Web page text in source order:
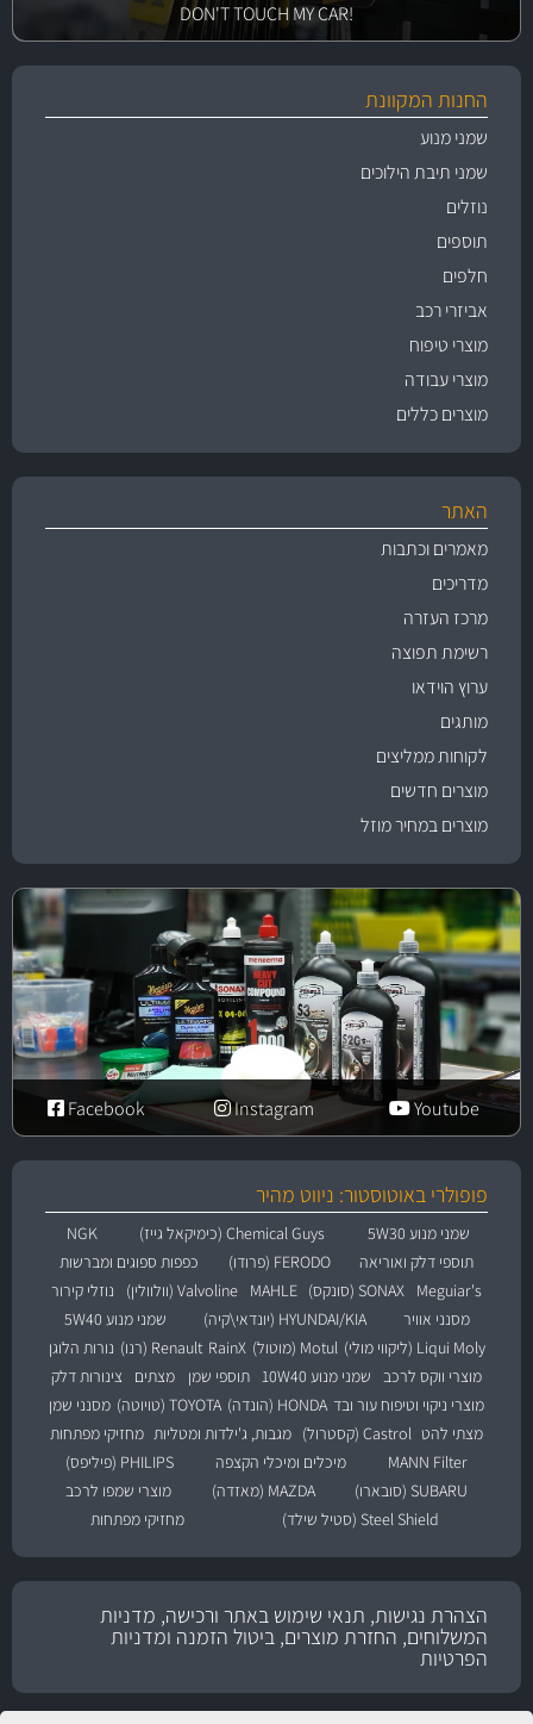
!DON'T TOUCH MY CAR
החנות המקוונת
שמני מנוע
שמני תיבת הילוכים
נוזלים
תוספים
חלפים
אביזרי רכב
מוצרי טיפוח
מוצרי עבודה
מוצרים כללים
האתר
מאמרים וכתבות
מדריכים
מרכז העזרה
רשימת תפוצה
ערוץ הוידאו
מותגים
לקוחות ממליצים
מוצרים חדשים
מוצרים במחיר מוזל
Youtube
Instagram
Facebook
פופולרי באוטוסטור: ניווט מהיר
שמני מנוע 5W30 Chemical Guys (כימיקאל גייז)
NGK
תוספי דלק ואוריאה
FERODO (פרודו)
כפפות ספוגים ומברשות
Meguiar's
SONAX (סונקס) MAHLE Valvoline (וולוולין)
נוזלי קירור
מסנני אוויר
HYUNDAI/KIA (יונדאי\קיה)
שמני מנוע 5W40
Liqui Moly (ליקווי מולי)
Motul (מוטול) RainX Renault (רנו)
נורות הלוגן
מוצרי ווקס לרכב
שמני מנוע 10W40 תוספי שמן מצתים
צינורות דלק
מוצרי ניקוי וטיפוח עור ובד HONDA (הונדה) TOYOTA (טויוטה)
מסנני שמן
מצתי להט Castrol (קסטרול) מגבות, ג'ילדות ומטליות מחזיקי מפתחות
MANN Filter
מיכלים ומיכלי הקצפה
PHILIPS (פיליפס)
SUBARU (סובארו)
MAZDA (מאזדה)
מוצרי שמפו לרכב
Steel Shield (סטיל שילד)
מחזיקי מפתחות
הצהרת נגישות, תנאי שימוש באתר ורכישה, מדניות
המשלוחים, החזרת מוצרים, ביטול הזמנה ומדניות
הפרטיות